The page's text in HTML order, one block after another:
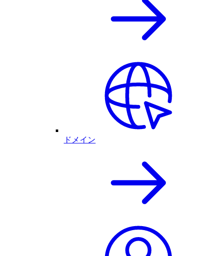
ドメイン